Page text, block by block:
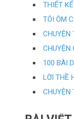
THIẾT
TÔI ÔM
CHUYỆN
CHUYỆN
100 BÀI
LỜI THỀ
CHUYỆN